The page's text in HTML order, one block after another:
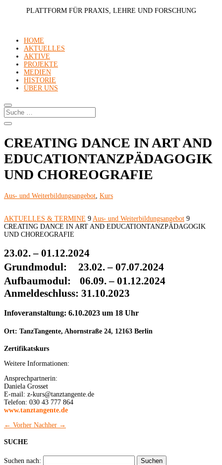
PLATTFORM FÜR PRAXIS, LEHRE UND FORSCHUNG
HOME
AKTUELLES
AKTIVE
PROJEKTE
MEDIEN
HISTORIE
ÜBER UNS
CREATING DANCE IN ART AND
EDUCATIONTANZPÄDAGOGIK
UND CHOREOGRAFIE
Aus- und Weiterbildungsangebot Kurs
AKTUELLES & TERMINE 9 Aus- und Weiterbildungsangebot 9
CREATING DANCE IN ART AND EDUCATIONTANZPÄDAGOGIK
UND CHOREOGRAFIE
23.02. – 01.12.2024
Grundmodul: 23.02. – 07.07.2024
Aufbaumodul: 06.09. – 01.12.2024
Anmeldeschluss: 31.10.2023
Infoveranstaltung: 6.10.2023 um 18 Uhr
Ort: TanzTangente, Ahornstraße 24, 12163 Berlin
Zertifikatskurs
Weitere Informationen:
Ansprechpartnerin:
Daniela Grosset
E-mail: z-kurs@tanztangente.de
Telefon: 030 43 777 864
www.tanztangente.de
← Vorher Nachher →
SUCHE
Suchen nach: